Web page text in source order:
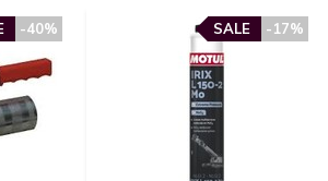
-40% -17%
SALE